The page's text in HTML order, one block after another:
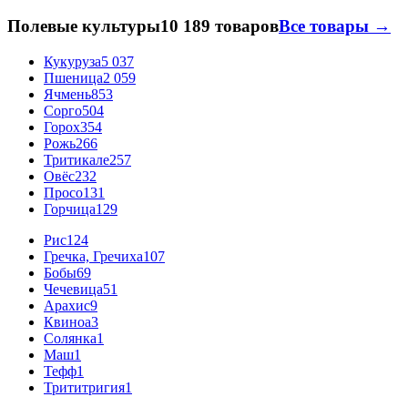
Полевые культуры10 189 товаровВсе товары →
Кукуруза5 037
Пшеница2 059
Ячмень853
Сорго504
Горох354
Рожь266
Тритикале257
Овёс232
Просо131
Горчица129
Рис124
Гречка, Гречиха107
Бобы69
Чечевица51
Арахис9
Квиноа3
Солянка1
Маш1
Тефф1
Трититригия1